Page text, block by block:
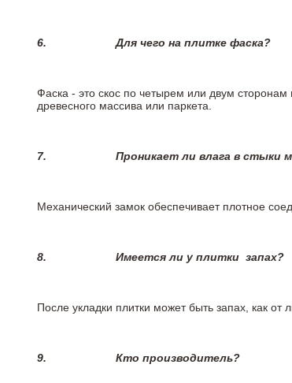
6.Для чего на плитке фаска?
Фаска - это скос по четырем или двум
древесного массива или паркета.
7. Проникает ли влага в стыки
Механический замок обеспечивает плотное
8. Имеется ли у плитки запах?
После укладки плитки может быть запах, как
9. Кто производитель?